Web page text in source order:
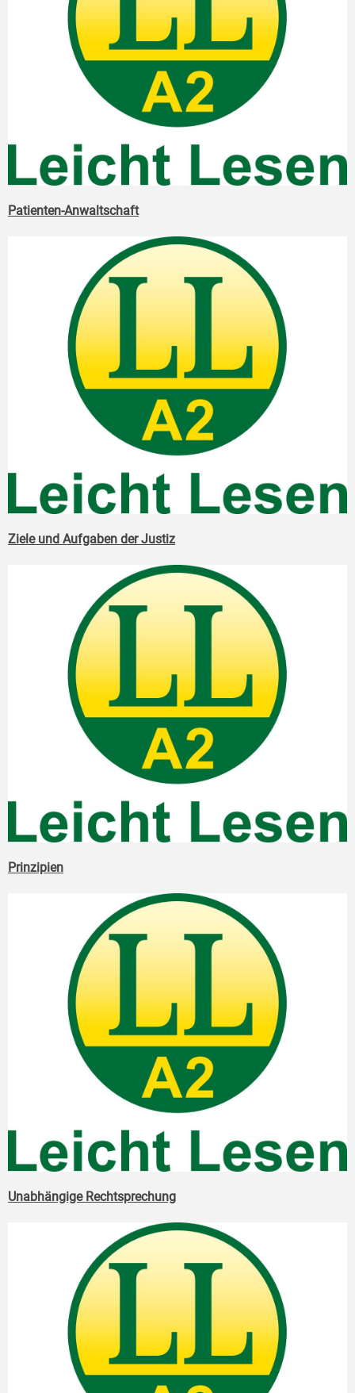
Patienten-Anwaltschaft
Ziele und Aufgaben der Justiz
Prinzipien
Unabhängige Rechtsprechung